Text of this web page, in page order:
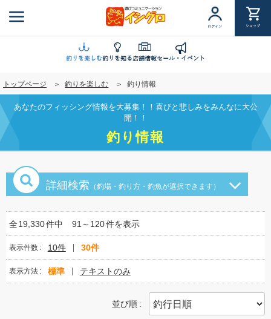
ン
に
移
動
ログイン ショップ
釣りを楽しむ釣りを知る店舗情報セール・イベント
トップページ 釣りを楽しむ 釣り情報
あなたのフィッシング情報を大募集！！喜びと悲しみをみんなに大公
開！！
釣り情報
詳細検索 （釣場・釣り方・釣魚が選択できます）
全19,330件中 91～120件を表示
表示件数 10件 30件
表示方法 標準 テキストのみ
並び順